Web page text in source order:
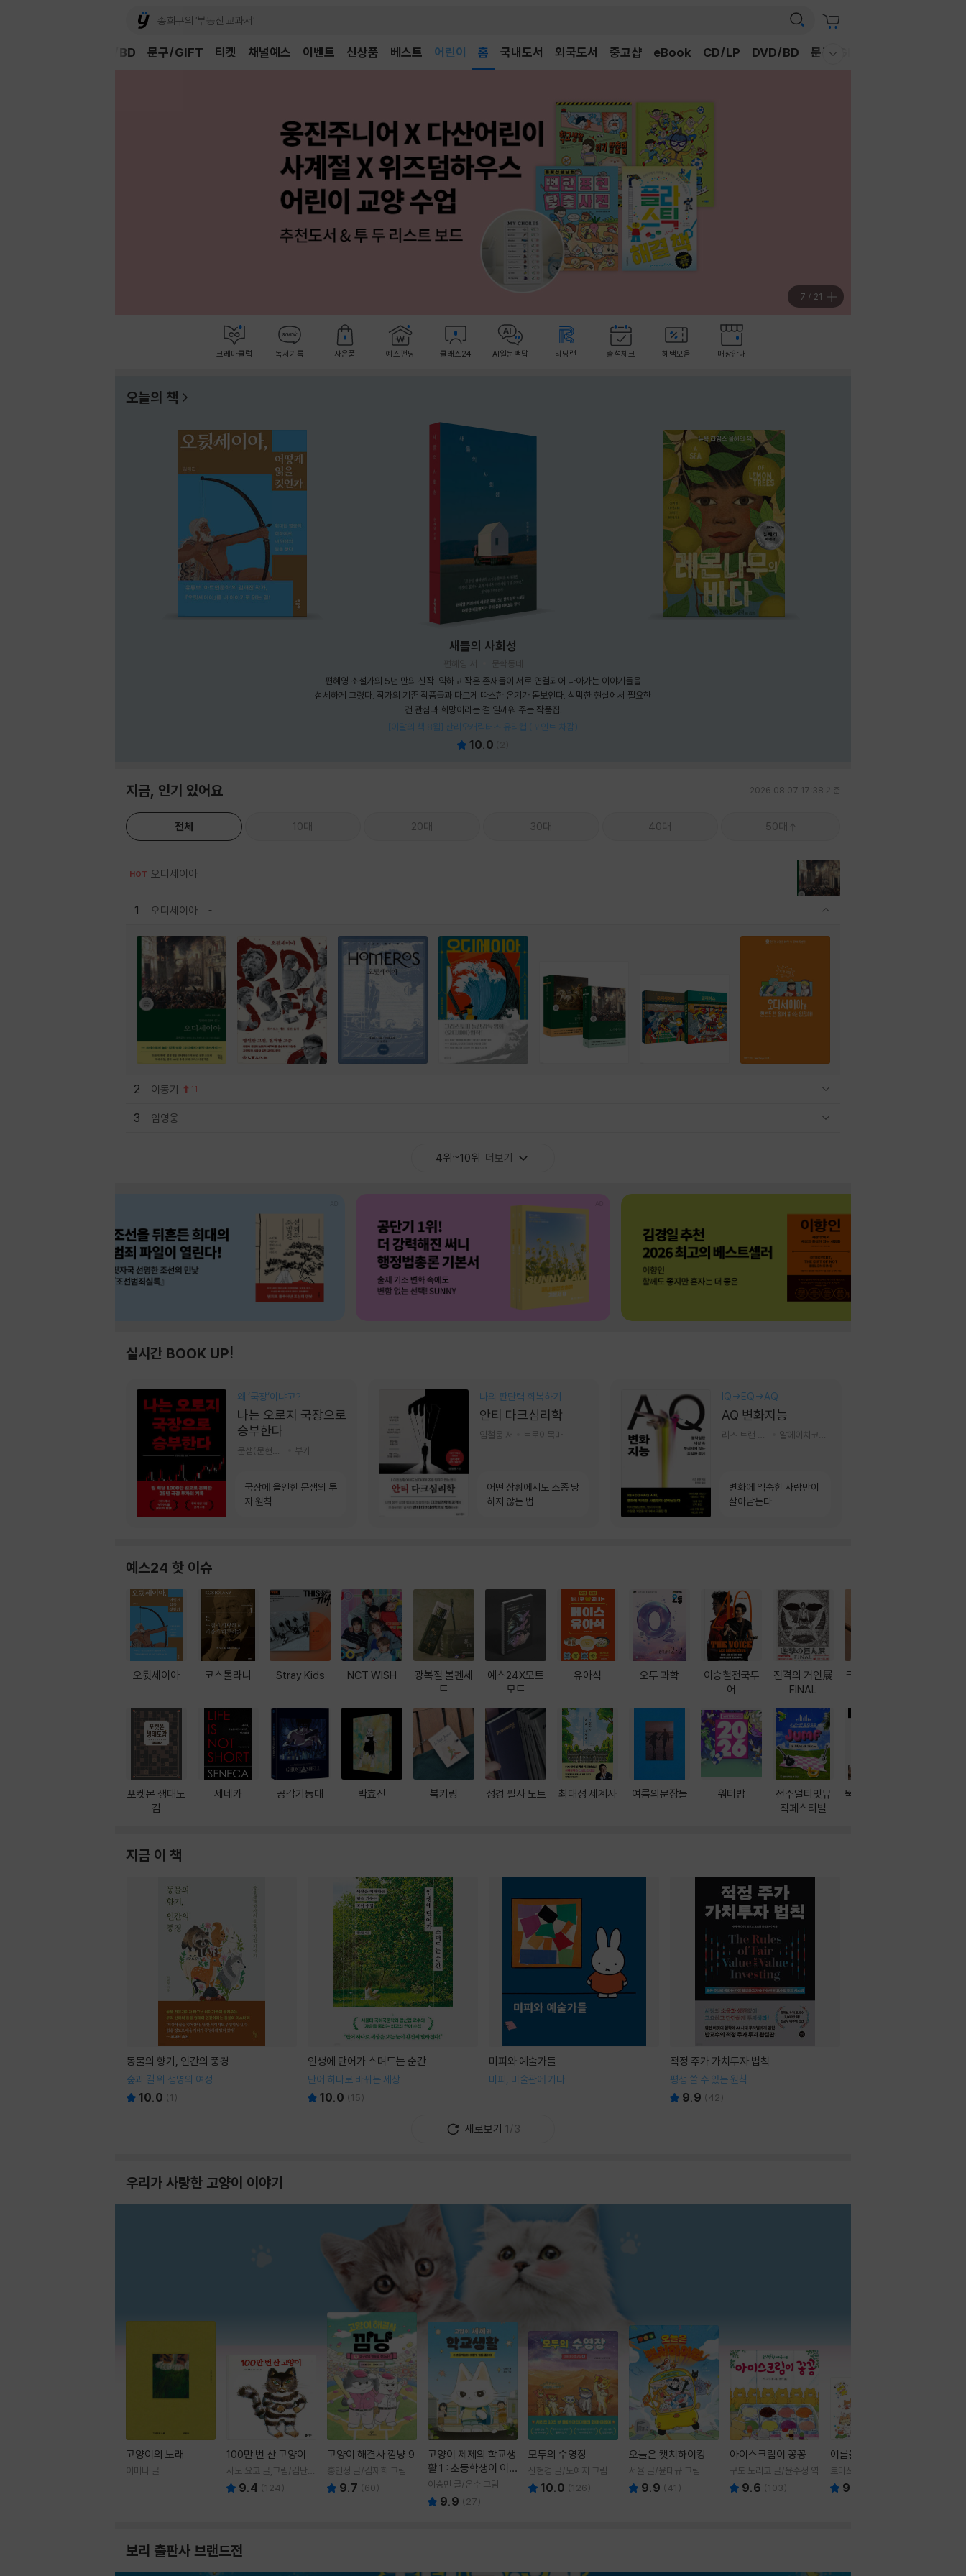
채널예스 이벤트 신상품 베스트
독후감
홈 국내도서 외국도서 중고샵 eBook CD/LP DVD/BD 문구/GIFT
DVD/BD 문구/GIFT 티켓
7 / 21
크레마클럽 독서기록 사은품 예스펀딩 클래스24 AI일문백답 리딩런 출석체크 혜택모음 매장안내
오늘의 책
새들의 사회성
편혜영 소설가의 5년 만의 신작. 약하고 작은 존재들이 서로 연결되어 나아가는 이야기들을
섬세하게 그렸다. 작가의 기존 작품들과 다르게 따스한 온기가 돋보인다. 삭막한 현실에서 필요한
건 관심과 희망이라는 걸 일깨워 주는 작품집.
[이달의 책 8월] 산리오캐릭터즈 유리컵 (포인트 차감)
10.0
지금, 인기 있어요 2026.08.07 17:38 기준
전체 10대 20대 30대 40대 50대
HOT 오디세이아
1 오디세이아
2 이동기 11
3 임영웅
4위~10위 더보기
실시간 BOOK UP!
왜 ‘국장‘이냐고?
나는 오로지 국장으로
승부한다
부키
국장에 올인한 문샘의 투
자 원칙
나의 판단력 회복하기
안티 다크심리학
임철웅 저 트로이목마
어떤 상황에서도 조종 당
하지 않는 법
IQ→EQ→AQ
AQ 변화지능
변화에 익숙한 사람만이
살아남는다
예스24 핫 이슈
오뒷세이아
포켓몬 생태도
감
코스톨라니
세네카
Stray Kids
공각기동대
NCT WISH
박효신
광복절 볼펜세
트
북키링
예스24X모트
모트
성경 필사 노트
유아식
최태성 세계사
오투 과학
여름의문장들
이승철전국투
어
워터밤
진격의 거인展
FINAL
전주얼티밋뮤
직페스티벌
크레마 이북 리
뚝딱! AI 3대장
지금 이 책
동물의 향기, 인간의 풍경
숲과 길 위 생명의 여정
10.0 (1 )
인생에 단어가 스며드는 순간
단어 하나로 바뀌는 세상
10.0 (15)
미피와 예술가들
미피, 미술관에 가다
적정 주가 가치투자 법칙
평생 쓸 수 있는 원칙
9.9 (42)
새로보기 1/3
우리가 사랑한 고양이 이야기
고양이의 노래
이미나 글
100만 번 산 고양이
사노 요코 글,그림/김난주
역 9.4 (124)
고양이 해결사 깜냥 9
홍민정 글/김재희 그림
9.7 (60)
고양이 제제의 학교생
활 1 : 초등학생이 이
렇게 힘들 줄이야
이승민 글/온수 그림
9.9 ( 27)
모두의 수영장
신현경 글/노예지 그림
10.0 (126)
오늘은 캣치하이킹
서율 글/윤태규 그림
9.9 (41 )
아이스크림이 꽁꽁
구도 노리코 글/윤수정 역
9.6 (103)
여름을 부탁해
토마쓰리 글그림
9.8
보리 출판사 브랜드전